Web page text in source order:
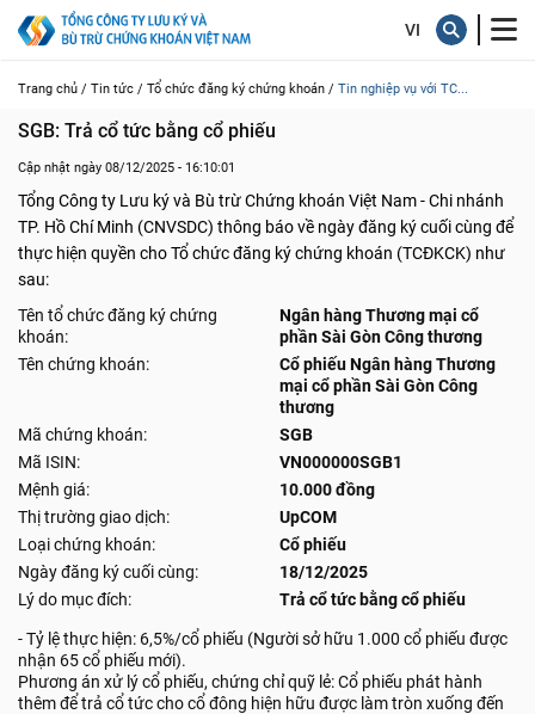
Trang chủ / Tin tức / Tổ chức đăng ký chứng khoán / Tin nghiệp vụ với TC...
SGB: Trả cổ tức bằng cổ phiếu
Cập nhật ngày 08/12/2025 - 16:10:01
Tổng Công ty Lưu ký và Bù trừ Chứng khoán Việt Nam - Chi nhánh
TP. Hồ Chí Minh (CNVSDC) thông báo về ngày đăng ký cuối cùng để
thực hiện quyền cho Tổ chức đăng ký chứng khoán (TCĐKCK) như
sau:
Tên tổ chức đăng ký chứng
khoán:
Ngân hàng Thương mại cổ
phần Sài Gòn Công thương
Tên chứng khoán:
Cổ phiếu Ngân hàng Thương
mại cổ phần Sài Gòn Công
thương
Mã chứng khoán:
SGB
Mã ISIN:
VN000000SGB1
Mệnh giá:
10.000 đồng
Thị trường giao dịch:
UpCOM
Loại chứng khoán:
Cổ phiếu
Ngày đăng ký cuối cùng:
18/12/2025
Lý do mục đích:
Trả cổ tức bằng cổ phiếu
- Tỷ lệ thực hiện: 6,5%/cổ phiếu (Người sở hữu 1.000 cổ phiếu được
nhận 65 cổ phiếu mới).
Phương án xử lý cổ phiếu, chứng chỉ quỹ lẻ: Cổ phiếu phát hành
thêm để trả cổ tức cho cổ đông hiện hữu được làm tròn xuống đến